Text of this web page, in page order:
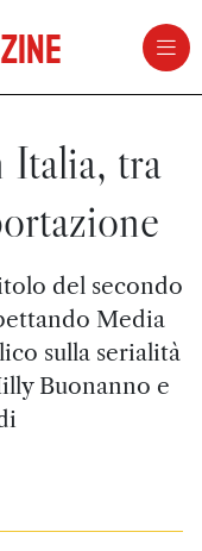
Italia, tra
del secondo
Media
sulla serialità
Buonanno e